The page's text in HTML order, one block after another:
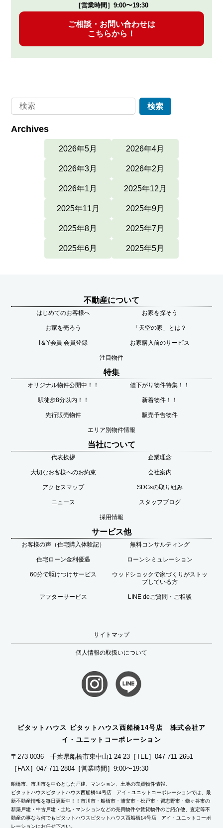
［営業時間］9:00〜19:30
ご相談・お問い合わせは
こちらから！
Archives
2026年5月 2026年4月
2026年3月 2026年2月
2026年1月 2025年12月
2025年11月 2025年9月
2025年8月 2025年7月
2025年6月 2025年5月
不動産について
はじめてのお客様へ お家を探そう
お家を売ろう 「天空の家」とは？
I＆Y会員 会員登録 お家購入前のサービス
注目物件
特集
オリジナル物件公開中！！ 値下がり物件特集！！
駅徒歩8分以内！！ 新着物件！！
先行販売物件 販売予告物件
エリア別物件情報
当社について
代表挨拶 企業理念
大切なお客様へのお約束 会社案内
アクセスマップ SDGsの取り組み
ニュース スタッフブログ
採用情報
サービス他
お客様の声（住宅購入体験記） 無料コンサルティング
住宅ローン金利優遇 ローンシミュレーション
60分で駆けつけサービス
ウッドショックで家づくりがストッ
プしている方
アフターサービス LINE deご質問・ご相談
サイトマップ
個人情報の取扱いについて
ピタットハウス ピタットハウス西船橋14号店 株式会社ア
イ・ユニットコーポレーション
〒273-0036 千葉県船橋市東中山1-24-23 ［TEL］047-711-2651
［FAX］047-711-2804 ［営業時間］9:00〜19:30
船橋市、市川市を中心とした戸建、マンション、土地の売買物件情報。
ピタットハウスピタットハウス西船橋14号店 アイ・ユニットコーポレーションでは、最
新不動産情報を毎日更新中！！市川市・船橋市・浦安市・松戸市・習志野市・鎌ヶ谷市の
新築戸建・中古戸建・土地・マンションなどの売買物件や賃貸物件のご紹介他、査定等不
動産の事なら何でもピタットハウスピタットハウス西船橋14号店 アイ・ユニットコーポ
レーションにお任せ下さい。